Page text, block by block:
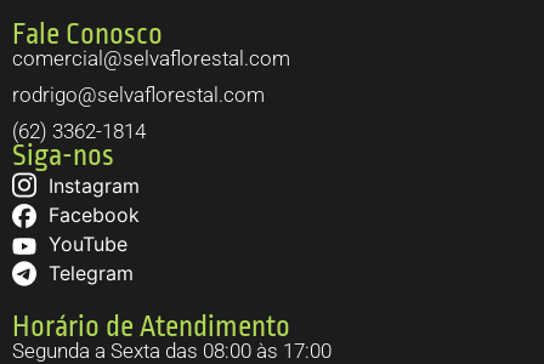
Fale Conosco
comercial@selvaflorestal.com
rodrigo@selvaflorestal.com
(62) 3362-1814
Siga-nos
Instagram
Facebook
YouTube
Telegram
Horário de Atendimento
Segunda a Sexta das 08:00 às 17:00